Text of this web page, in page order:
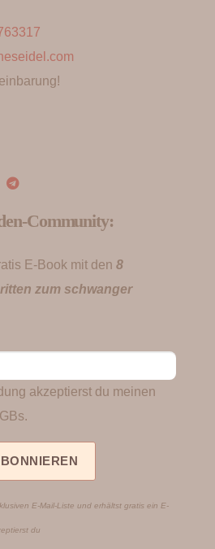
Community:
E-Book mit den 8
zum schwanger
akzeptierst du meinen
E-Mail-Liste und erhältst gratis ein E-
du